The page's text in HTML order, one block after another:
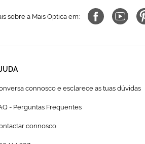
sobre a Mais Optica em:
Conversa connosco e esclarece as tuas dúvidas
- Perguntas Frequentes
connosco